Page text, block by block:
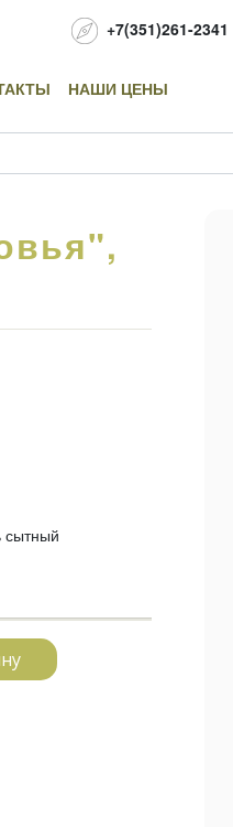
+7(351)261-2341
НАШИ ЦЕНЫ
сытный